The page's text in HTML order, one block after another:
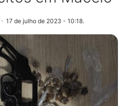
17 de julho de 2023 - 10:18.